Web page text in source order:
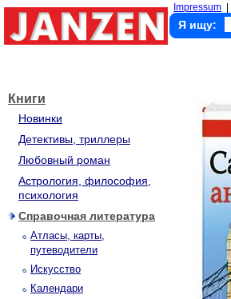
Impressum
Я ищу:
Книги
Новинки
Детективы, триллеры
Любовный роман
Астрология, философия,
психология
Справочная литература
Атласы, карты,
путеводители
Искусство
Календари